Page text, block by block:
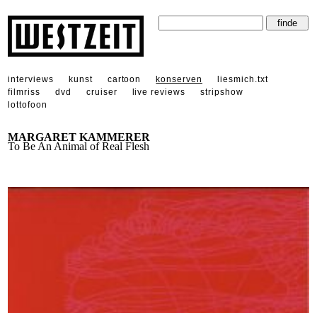
interviews kunst cartoon konserven
liesmich.txt
filmriss
dvd cruiser live reviews
stripshow
lottofoon
MARGARET KAMMERER
To Be An Animal of Real Flesh